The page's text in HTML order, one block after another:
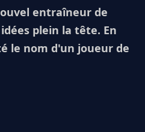
entraîneur de
plein la tête. En
le nom d'un joueur de